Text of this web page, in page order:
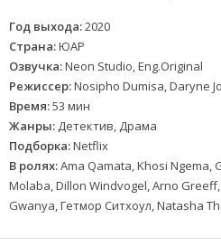
Год выхода:2020
Страна:ЮАР
Озвучка:Neon Studio, Eng.Original
Режиссер:Nosipho Dumisa, Daryne
Время:53 мин
Жанры: Детектив, Драма
Подборка:Netflix
В ролях:Ama Qamata, Khosi Ngema,
Molaba, Dillon Windvogel, Arno
Gwanya, Гетмор Ситхоул, Natasha